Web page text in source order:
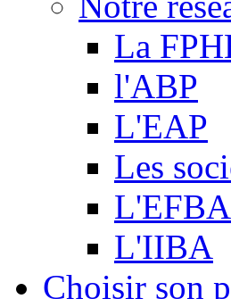
La
l'ABP
L'EAP
Les
L'IIBA
Choisir son